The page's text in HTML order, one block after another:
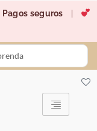
Pagos seguros